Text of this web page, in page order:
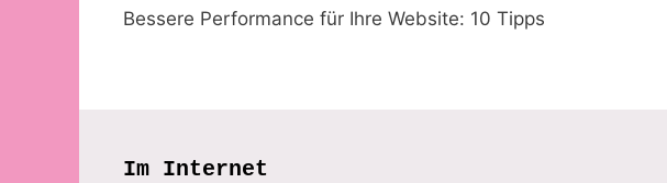
Bessere Performance für Ihre Website: 10 Tipps
Im Internet